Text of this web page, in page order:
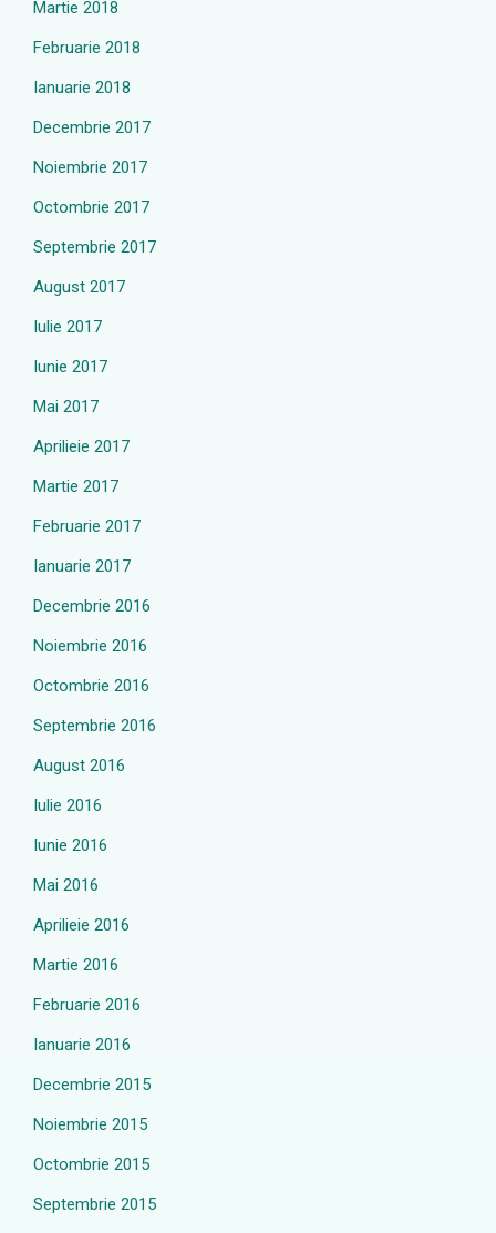
Martie 2018
Februarie 2018
Ianuarie 2018
Decembrie 2017
Noiembrie 2017
Octombrie 2017
Septembrie 2017
August 2017
Iulie 2017
Iunie 2017
Mai 2017
Aprilieie 2017
Martie 2017
Februarie 2017
Ianuarie 2017
Decembrie 2016
Noiembrie 2016
Octombrie 2016
Septembrie 2016
August 2016
Iulie 2016
Iunie 2016
Mai 2016
Aprilieie 2016
Martie 2016
Februarie 2016
Ianuarie 2016
Decembrie 2015
Noiembrie 2015
Octombrie 2015
Septembrie 2015